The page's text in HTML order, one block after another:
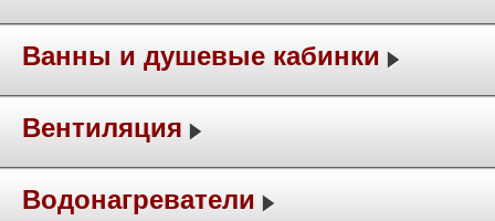
Ванны и душевые кабинки
Вентиляция
Водонагреватели